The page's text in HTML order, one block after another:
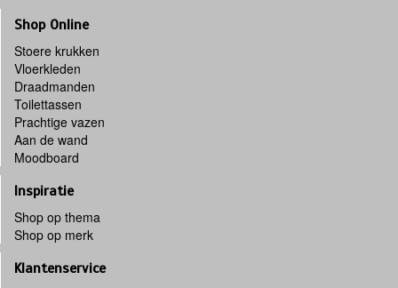
Shop Online
Stoere krukken
Vloerkleden
Draadmanden
Toilettassen
Prachtige vazen
Aan de wand
Moodboard
Inspiratie
Shop op thema
Shop op merk
Klantenservice